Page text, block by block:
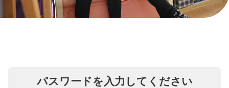
パスワードを入力してください